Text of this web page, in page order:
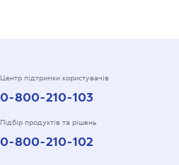
Центр підтримки користувачів
0-800-210-103
Підбір продуктів та рішень
0-800-210-102